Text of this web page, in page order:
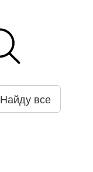
Найду все